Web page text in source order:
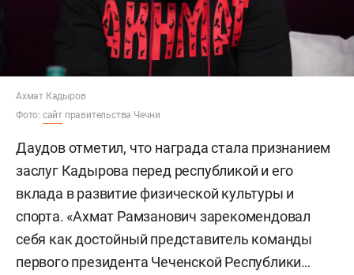
Ахмат Кадыров
Фото: сайт правительства Чечни
Даудов отметил, что награда стала признанием
заслуг Кадырова перед республикой и его
вклада в развитие физической культуры и
спорта. «Ахмат Рамзанович зарекомендовал
себя как достойный представитель команды
первого президента Чеченской Республики…